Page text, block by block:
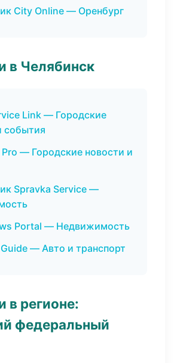
City Online — Оренбург
в Челябинск
Link — Городские
события
— Городские новости и
Spravka Service —
Portal — Недвижимость
— Авто и транспорт
в регионе:
федеральный